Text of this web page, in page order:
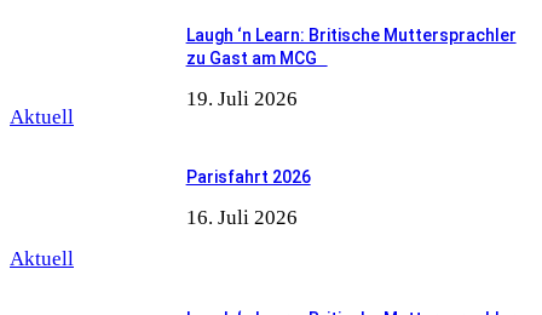
Aktuell
Laugh ‘n Learn: Britische Muttersprachler
zu Gast am MCG
19. Juli 2026
Aktuell
Parisfahrt 2026
16. Juli 2026